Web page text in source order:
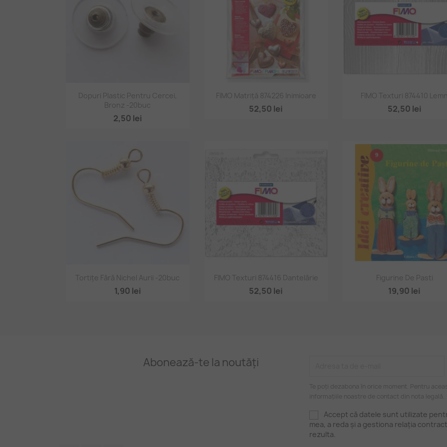
Vizualizare rapidă
Dopuri Plastic Pentru Cercei,
Bronz -20buc
2,50 lei
Vizualizare rapidă
FIMO Matriță 874226 Inimioare
52,50 lei
Vizualizare rapidă
FIMO Texturi 874410 Lemn
52,50 lei
 Vizualizare rapidă
Tortițe Fără Nichel Aurii -20buc
1,90 lei
Vizualizare rapidă
FIMO Texturi 874416 Dantelărie
52,50 lei
Vizualizare rapidă
Figurine De Pasti
19,90 lei
Abonează-te la noutăți
Te poți dezabona în orice moment. Pentru
informațiile noastre de contact din nota legală.
Accept că datele sunt utilizate
mea, a reda și a gestiona relația
rezulta.